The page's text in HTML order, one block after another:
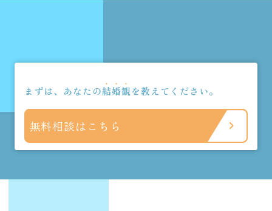
まずは、あなたの結婚観を教えてください。
無料相談はこちら